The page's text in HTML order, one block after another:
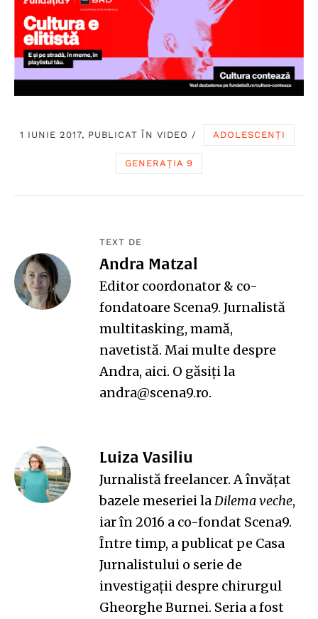
1 IUNIE 2017, PUBLICAT ÎN VIDEO / ADOLESCENȚI
GENERAȚIA 9
TEXT DE
Andra Matzal
Editor coordonator & co-
fondatoare Scena9. Jurnalistă
multitasking, mamă,
navetistă. Mai multe despre
Andra, aici. O găsiți la
andra@scena9.ro.
Luiza Vasiliu
Jurnalistă freelancer. A învățat
bazele meseriei laDilema veche,
iar în 2016 a co-fondat Scena9.
Între timp, a publicat pe Casa
Jurnalistului o serie de
investigații despre chirurgul
Gheorghe Burnei. Seria a fost